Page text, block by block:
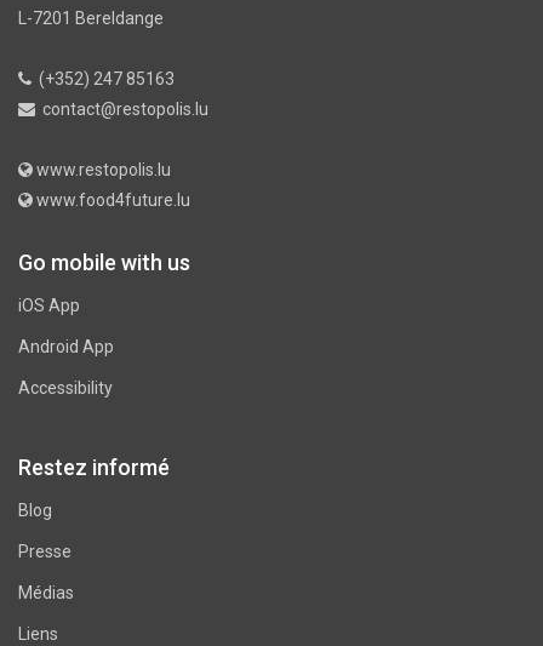
L-7201 Bereldange
(+352) 247 85163
contact@restopolis.lu
www.restopolis.lu
www.food4future.lu
Go mobile with us
iOS App
Android App
Accessibility
Restez informé
Blog
Presse
Médias
Liens